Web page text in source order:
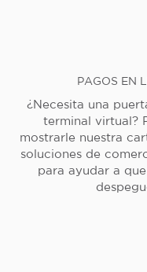
PAGOS EN
¿Necesita una
terminal virtual?
mostrarle nuestra
soluciones de
para ayudar a